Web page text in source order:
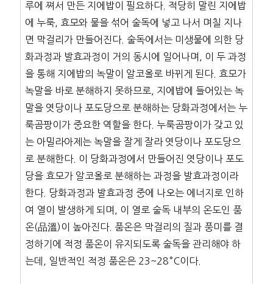
루에 쪄서 만든 지에밥이 필요하다. 적당히 말린 지에밥
에 누룩, 효모와 물을 섞어 술독에 넣고 나서 며칠 지나
면 막걸리가 만들어진다. 술독에서는 미생물에 의한 당
화과정과 발효과정이 거의 동시에 일어나며, 이 두 과정
을 통해 지에밥의 녹말이 알코올로 바뀌게 된다. 효모가
녹말을 바로 분해하지 못하므로, 지에밥에 들어있는 녹
말을 엿당이나 포도당으로 분해하는 당화과정에서는 누
룩곰팡이가 중요한 역할을 한다. 누룩곰팡이가 갖고 있
는 아밀라아제는 녹말을 잘게 잘라 엿당이나 포도당으
로 분해한다. 이 당화과정에서 만들어진 엿당이나 포도
당을 효모가 알코올로 분해하는 과정을 발효과정이라
한다. 당화과정과 발효과정 중에 나오는 에너지로 인하
여 열이 발생하게 되며, 이 열로 술독 내부의 온도인 품
온(品溫)이 높아진다. 품온은 막걸리의 질과 풍미를 결
정하기에 적정 품온이 유지되도록 술독을 관리해야 하
는데, 일반적인 적정 품온은 23~28°C이다.